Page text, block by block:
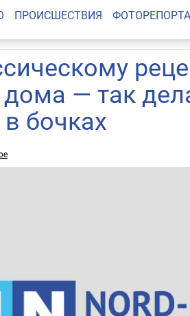
ПРОИСШЕСТВИЯ
дома — так
бочках